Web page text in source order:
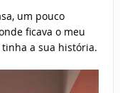
um pouco
ficava o meu
a sua história.